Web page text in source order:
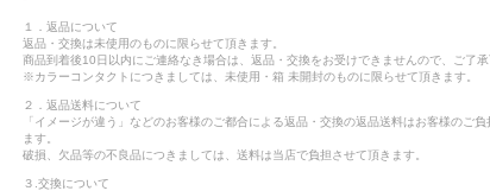
１．返品について
返品・交換は未使用のものに限らせて頂きます。
商品到着後10日以内にご連絡なき場合は、返品・交換をお受けできませんので、ご了承
※カラーコンタクトにつきましては、未使用・箱 未開封のものに限らせて頂きます。
２．返品送料について
「イメージが違う」などのお客様のご都合による返品・交換の返品送料はお客様のご負
ます。
破損、欠品等の不良品につきましては、送料は当店で負担させて頂きます。
３.交換について